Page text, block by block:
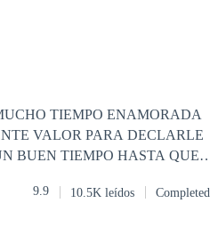
TIEMPO ENAMORADA
VALOR PARA DECLARLE
BUEN TIEMPO HASTA QUE
9.9 10.5K leídos Completed